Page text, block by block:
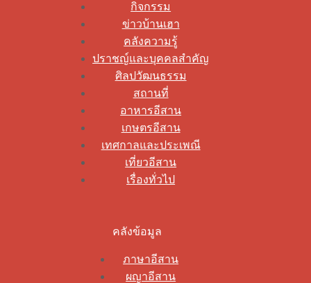
กิจกรรม
ข่าวบ้านเฮา
คลังความรู้
ปราชญ์และบุคคลสำคัญ
ศิลปวัฒนธรรม
สถานที่
อาหารอีสาน
เกษตรอีสาน
เทศกาลและประเพณี
เที่ยวอีสาน
เรื่องทั่วไป
คลังข้อมูล
ภาษาอีสาน
ผญาอีสาน